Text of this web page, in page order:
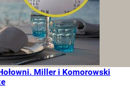
Miller i Komorowski